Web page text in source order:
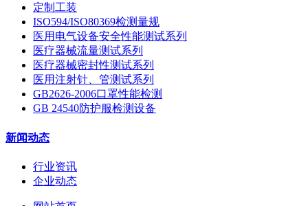
定制工装
ISO594/ISO80369检测量规
医用电气设备安全性能测试系列
医疗器械流量测试系列
医疗器械密封性测试系列
医用注射针、管测试系列
GB2626-2006口罩性能检测
GB 24540防护服检测设备
新闻动态
行业资讯
企业动态